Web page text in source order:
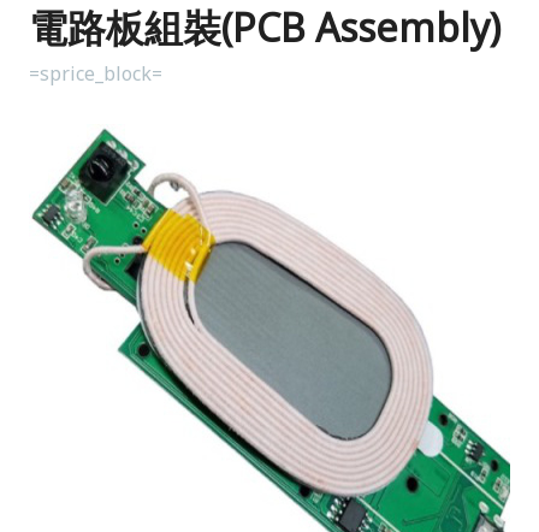
電路板組裝(PCB Assembly)
=sprice_block=